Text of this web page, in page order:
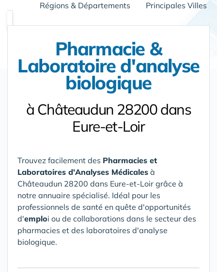
Régions & Départements Principales Villes
Pharmacie &
Laboratoire d'analyse
biologique
à Châteaudun 28200 dans
Eure-et-Loir
Trouvez facilement des Pharmacies et
Laboratoires d'Analyses Médicales à
Châteaudun 28200 dans Eure-et-Loir grâce à
notre annuaire spécialisé. Idéal pour les
professionnels de santé en quête d'opportunités
d'emploi ou de collaborations dans le secteur des
pharmacies et des laboratoires d'analyse
biologique.